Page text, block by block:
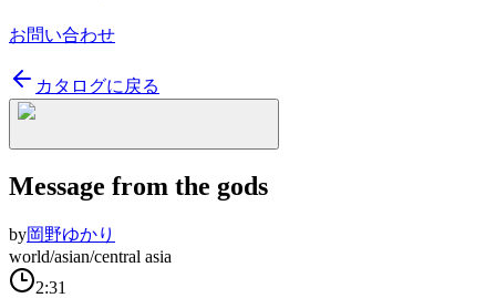
お問い合わせ
カタログに戻る
Message from the gods
by岡野ゆかり
world/asian/central asia
2:31